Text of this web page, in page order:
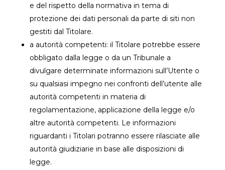
e del rispetto della normativa in tema di
protezione dei dati personali da parte di siti non
gestiti dal Titolare.
a autorità competenti: il Titolare potrebbe essere
obbligato dalla legge o da un Tribunale a
divulgare determinate informazioni sull’Utente o
su qualsiasi impegno nei confronti dell’utente alle
autorità competenti in materia di
regolamentazione, applicazione della legge e/o
altre autorità competenti. Le informazioni
riguardanti i Titolari potranno essere rilasciate alle
autorità giudiziarie in base alle disposizioni di
legge.